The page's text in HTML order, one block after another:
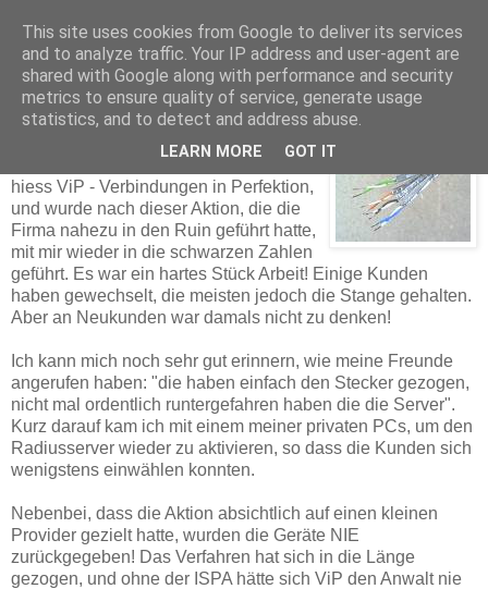
Thomas Dorn
hiess ViP - Verbindungen in Perfektion,
und wurde nach dieser Aktion, die die
Firma nahezu in den Ruin geführt hatte,
mit mir wieder in die schwarzen Zahlen
geführt. Es war ein hartes Stück Arbeit! Einige Kunden
haben gewechselt, die meisten jedoch die Stange gehalten.
Aber an Neukunden war damals nicht zu denken!
Ich kann mich noch sehr gut erinnern, wie meine Freunde
angerufen haben: "die haben einfach den Stecker gezogen,
nicht mal ordentlich runtergefahren haben die die Server".
Kurz darauf kam ich mit einem meiner privaten PCs, um den
Radiusserver wieder zu aktivieren, so dass die Kunden sich
wenigstens einwählen konnten.
Nebenbei, dass die Aktion absichtlich auf einen kleinen
Provider gezielt hatte, wurden die Geräte NIE
zurückgegeben! Das Verfahren hat sich in die Länge
gezogen, und ohne der ISPA hätte sich ViP den Anwalt nie
This site uses cookies from Google to deliver its services
and to analyze traffic. Your IP address and user-agent are
shared with Google along with performance and security
metrics to ensure quality of service, generate usage
statistics, and to detect and address abuse.
LEARN MORE GOT IT